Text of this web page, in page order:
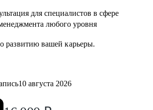
для специалистов в сфере
любого уровня
развитию вашей карьеры.
10 августа 2026